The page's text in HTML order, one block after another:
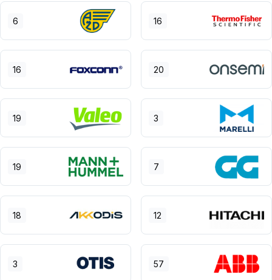
6 16
16 20
19 3
19 7
18 12
3 57